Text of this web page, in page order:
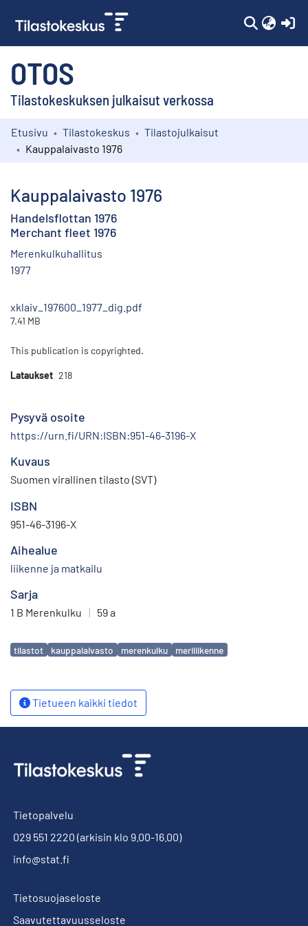
OTOS
Tilastokeskuksen julkaisut verkossa
Kokoelmat
Etusivu Tilastokeskus
Tilastojulkaisut
Kauppalaivasto 1976
Kauppalaivasto 1976
Handelsflottan 1976
Merchant fleet 1976
Merenkulkuhallitus
1977
xklaiv_197600_1977_dig.pdf
7.41 MB
This publication is copyrighted.
Lataukset 218
Pysyvä osoite
https://urn.fi/URN:ISBN:951-46-3196-X
Kuvaus
Suomen virallinen tilasto (SVT)
ISBN
951-46-3196-X
Aihealue
liikenne ja matkailu
Sarja
1 B Merenkulku | 59 a
Avainsanat
tilastot kauppalaivasto merenkulku meriliikenne
Tietueen kaikki tiedot
Tietopalvelu
029 551 2220 (arkisin klo 9.00-16.00)
info@stat.fi
Tietosuojaseloste
Saavutettavuusseloste